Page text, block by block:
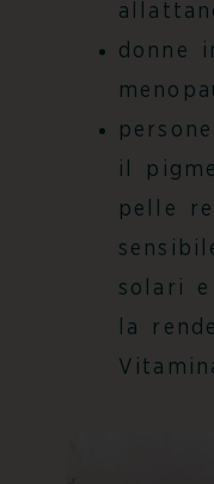
donne
il
pelle
solari e
la